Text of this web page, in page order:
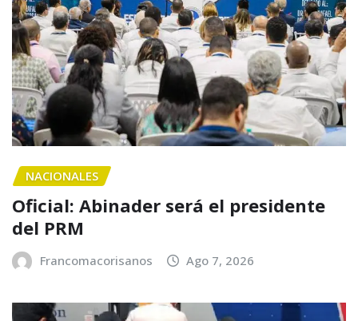
NACIONALES
Oficial: Abinader será el presidente
del PRM
Francomacorisanos Ago 7, 2026